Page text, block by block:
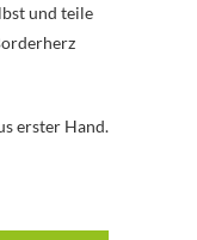
und teile
erster Hand.